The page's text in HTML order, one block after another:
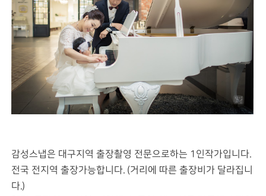
감성스냅은 대구지역 출장촬영 전문으로하는 1인작가입니다.
전국 전지역 출장가능합니다. (거리에 따른 출장비가 달라집니
다.)